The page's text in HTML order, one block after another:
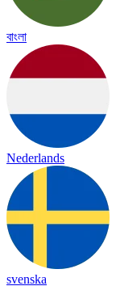
বাংলা
Nederlands
svenska